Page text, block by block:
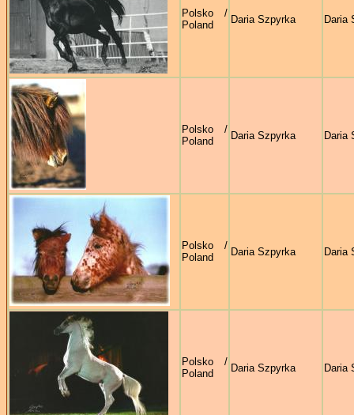
Polsko /
Poland
Daria Szpyrka Daria
Polsko /
Poland
Daria Szpyrka Daria
Polsko /
Poland
Daria Szpyrka Daria
Polsko /
Poland
Daria Szpyrka Daria